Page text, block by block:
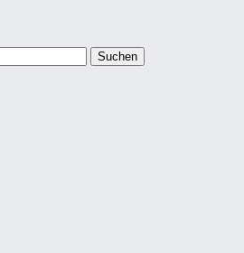
Radebeuler Oberlößnitz